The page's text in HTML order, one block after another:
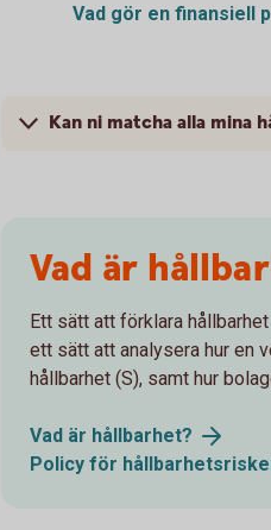
Vad gör en finansiell
Kan ni matcha alla mina
Vad är
Ett sätt att förklara
ett sätt att analysera hur en
hållbarhet (S), samt hur
Vad är hållbarhet?
Policy för